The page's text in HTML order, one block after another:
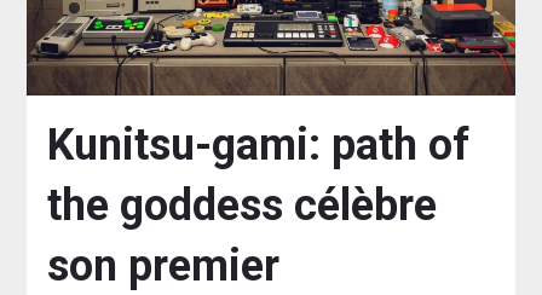
Kunitsu-gami: path of
the goddess célèbre
son premier